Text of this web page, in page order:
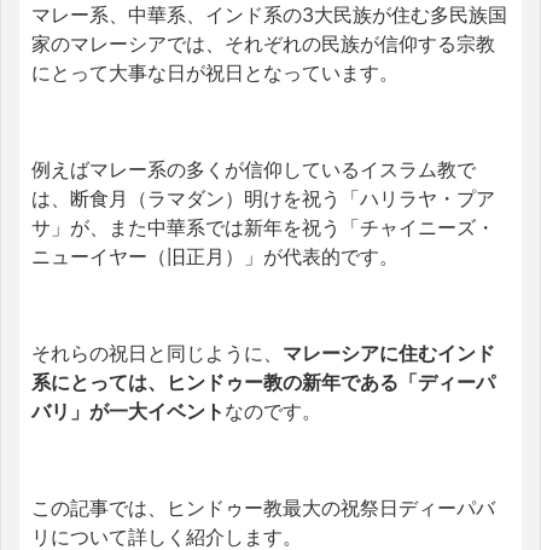
マレー系、中華系、インド系の3大民族が住む多民族国
家のマレーシアでは、それぞれの民族が信仰する宗教
にとって大事な日が祝日となっています。
例えばマレー系の多くが信仰しているイスラム教で
は、断食月（ラマダン）明けを祝う「ハリラヤ・プア
サ」が、また中華系では新年を祝う「チャイニーズ・
ニューイヤー（旧正月）」が代表的です。
それらの祝日と同じように、 マレーシアに住むインド
系にとっては、ヒンドゥー教の新年である「ディーパ
バリ」が一大イベント なのです。
この記事では、ヒンドゥー教最大の祝祭日ディーパバ
リについて詳しく紹介します。